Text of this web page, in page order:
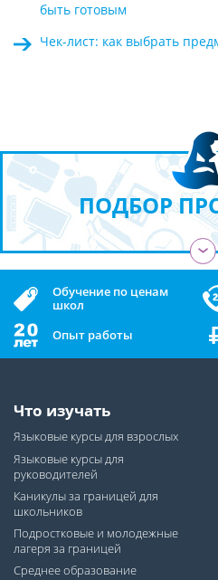
быть готовым
Чек-лист: как выбрать
ПОДБОР
Обучение по ценам
школ
Опыт работы
Что изучать
Языковые курсы для взрослых
Языковые курсы для
руководителей
Каникулы за границей для
школьников
Подростковые и молодежные
лагеря за границей
Среднее образование